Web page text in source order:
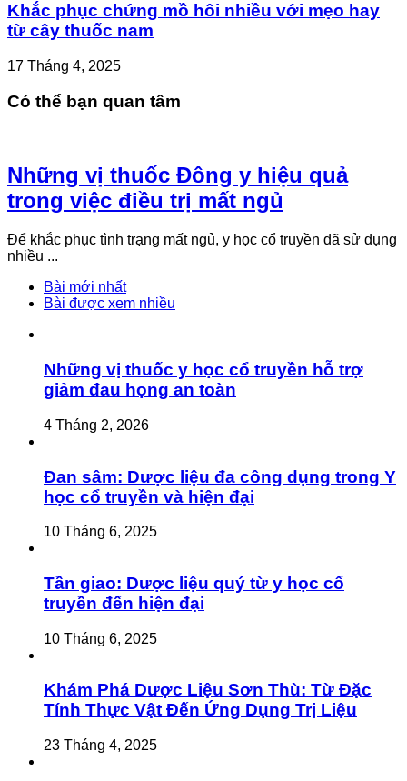
Khắc phục chứng mồ hôi nhiều với mẹo hay
từ cây thuốc nam
17 Tháng 4, 2025
Có thể bạn quan tâm
Những vị thuốc Đông y hiệu quả
trong việc điều trị mất ngủ
Để khắc phục tình trạng mất ngủ, y học cổ truyền đã sử dụng
nhiều ...
Bài mới nhất
Bài được xem nhiều
Những vị thuốc y học cổ truyền hỗ trợ
giảm đau họng an toàn
4 Tháng 2, 2026
Đan sâm: Dược liệu đa công dụng trong Y
học cổ truyền và hiện đại
10 Tháng 6, 2025
Tần giao: Dược liệu quý từ y học cổ
truyền đến hiện đại
10 Tháng 6, 2025
Khám Phá Dược Liệu Sơn Thù: Từ Đặc
Tính Thực Vật Đến Ứng Dụng Trị Liệu
23 Tháng 4, 2025